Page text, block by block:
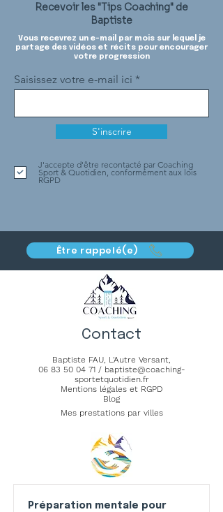
Recevoir les "Tips Coaching" de
Baptiste
Vous recevrez un e-mail par mois sur lequel je
partage des vidéos et récits pour encourager
votre progression
Saisissez votre e-mail ici
S'inscrire
J'accepte d'être recontacté par Coaching
Sport & Quotidien, conformément aux lois
RGPD
Être rappelé(e)
Contact
Baptiste FAU, L'Autre Versant,
06 83 50 04 71/ baptiste@coaching-
sportetquotidien.fr
Mentions légales et RGPD
Blog
Mes prestations par villes
Préparation mentale pour